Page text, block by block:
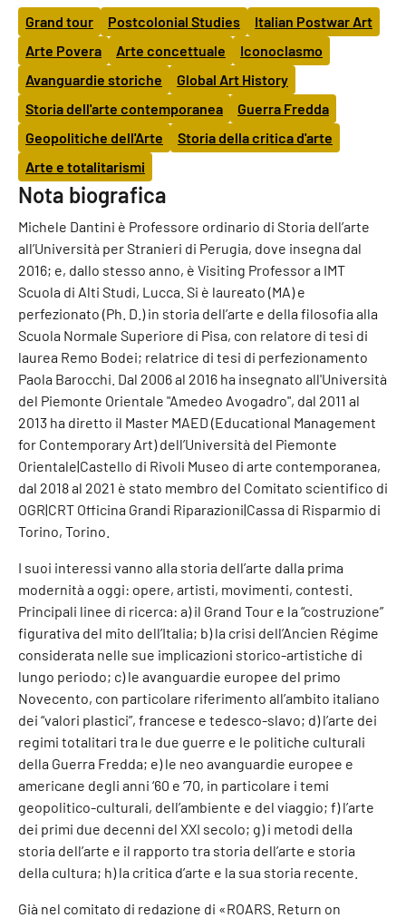
Grand tour Postcolonial Studies
Italian Postwar Art
Arte Povera
Arte concettuale
Iconoclasmo
Avanguardie storiche
Global Art History
Storia dell'arte contemporanea
Guerra Fredda
Geopolitiche dell'Arte
Storia della critica d'arte
Arte e totalitarismi
Nota biografica
Michele Dantini è Professore ordinario di Storia dell’arte
all’Università per Stranieri di Perugia, dove insegna dal
2016; e, dallo stesso anno, è Visiting Professor a IMT
Scuola di Alti Studi, Lucca. Si è laureato (MA) e
perfezionato (Ph. D.) in storia dell’arte e della filosofia alla
Scuola Normale Superiore di Pisa, con relatore di tesi di
laurea Remo Bodei; relatrice di tesi di perfezionamento
Paola Barocchi. Dal 2006 al 2016 ha insegnato all'Università
del Piemonte Orientale "Amedeo Avogadro", dal 2011 al
2013 ha diretto il Master MAED (Educational Management
for Contemporary Art) dell’Università del Piemonte
Orientale|Castello di Rivoli Museo di arte contemporanea,
dal 2018 al 2021 è stato membro del Comitato scientifico di
OGR|CRT Officina Grandi Riparazioni|Cassa di Risparmio di
Torino, Torino.
I suoi interessi vanno alla storia dell’arte dalla prima
modernità a oggi: opere, artisti, movimenti, contesti.
Principali linee di ricerca: a) il Grand Tour e la “costruzione”
figurativa del mito dell’Italia; b) la crisi dell’Ancien Régime
considerata nelle sue implicazioni storico-artistiche di
lungo periodo; c) le avanguardie europee del primo
Novecento, con particolare riferimento all’ambito italiano
dei “valori plastici”, francese e tedesco-slavo; d) l’arte dei
regimi totalitari tra le due guerre e le politiche culturali
della Guerra Fredda; e) le neo avanguardie europee e
americane degli anni ‘60 e ‘70, in particolare i temi
geopolitico-culturali, dell’ambiente e del viaggio; f) l’arte
dei primi due decenni del XXI secolo; g) i metodi della
storia dell’arte e il rapporto tra storia dell’arte e storia
della cultura; h) la critica d’arte e la sua storia recente.
Già nel comitato di redazione di «ROARS. Return on